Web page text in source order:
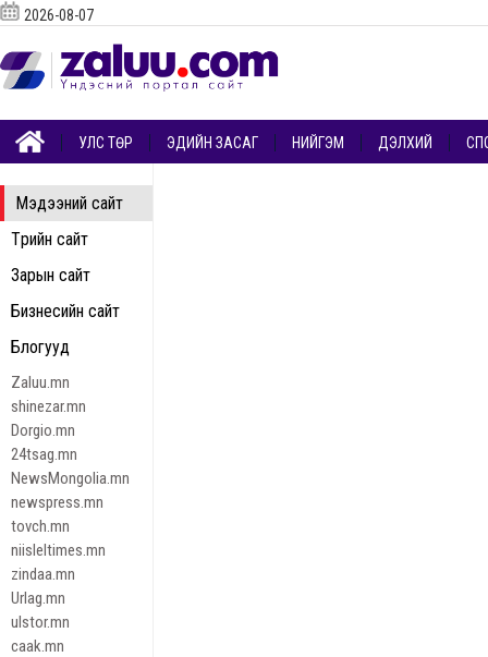
Мэдээний сайт
Төрийн сайт
Зарын сайт
Бизнесийн сайт
Блогууд
Zaluu.mn
shinezar.mn
Dorgio.mn
24tsag.mn
NewsMongolia.mn
newspress.mn
tovch.mn
niisleltimes.mn
zindaa.mn
Urlag.mn
ulstor.mn
caak.mn
2026-08-07
УЛС ТӨР ЭДИЙН ЗАСАГ НИЙГЭМ ДЭЛХИЙ